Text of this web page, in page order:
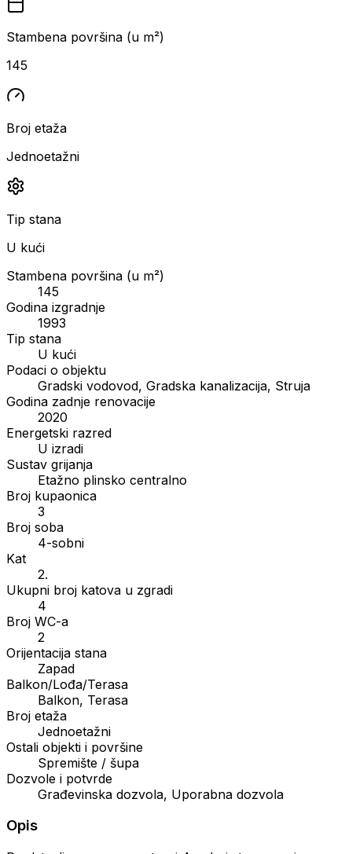
Stambena površina (u m²)
145
Broj etaža
Jednoetažni
Tip stana
U kući
Stambena površina (u m²)
145
Godina izgradnje
1993
Tip stana
U kući
Podaci o objektu
Gradski vodovod, Gradska kanalizacija, Struja
Godina zadnje renovacije
2020
Energetski razred
U izradi
Sustav grijanja
Etažno plinsko centralno
Broj kupaonica
3
Broj soba
4-sobni
Kat
2.
Ukupni broj katova u zgradi
4
Broj WC-a
2
Orijentacija stana
Zapad
Balkon/Lođa/Terasa
Balkon, Terasa
Broj etaža
Jednoetažni
Ostali objekti i površine
Spremište / šupa
Dozvole i potvrde
Građevinska dozvola, Uporabna dozvola
Opis